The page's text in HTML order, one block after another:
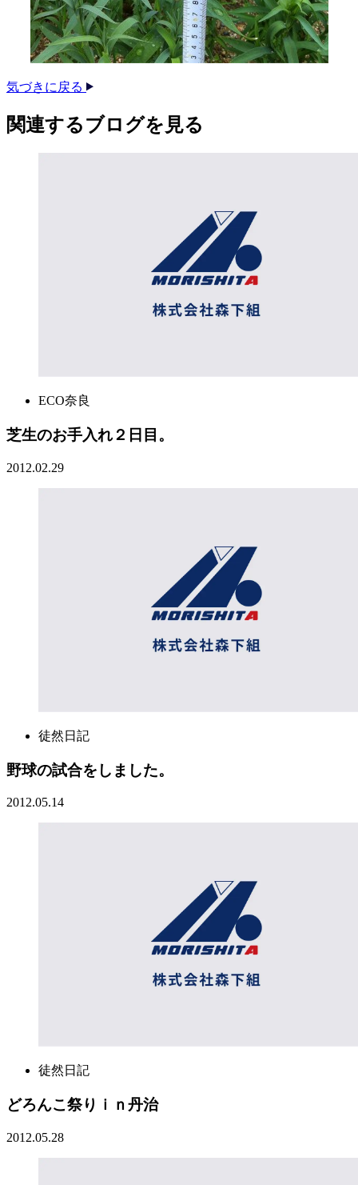
気づきに戻る
関連する​ブログを​見る​
ECO奈良
芝生のお手入れ２日目。
2012.02.29
徒然日記
野球の試合をしました。
2012.05.14
徒然日記
どろんこ祭りｉｎ丹治
2012.05.28